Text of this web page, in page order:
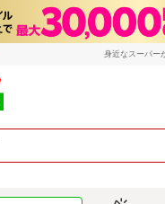
身近なスーパー